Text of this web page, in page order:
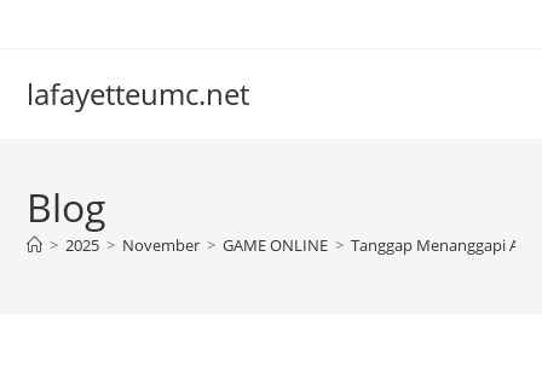
lafayetteumc.net
Blog
> 2025 > November > GAME ONLINE > Tanggap Menanggapi